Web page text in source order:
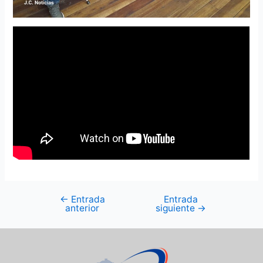
← Entrada
anterior
Entrada
siguiente →